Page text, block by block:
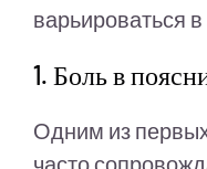
варьироваться
1. Боль в
Одним из
часто